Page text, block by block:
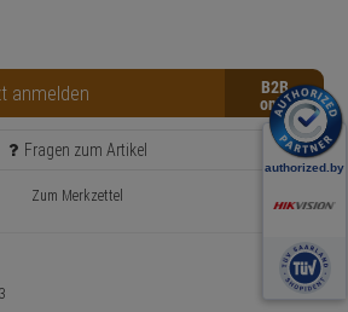
anmelden B2B
Fragen zum Artikel
Zum Merkzettel